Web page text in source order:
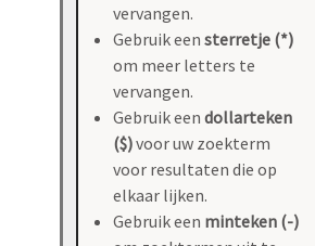
vervangen.
Gebruik een sterretje (*)
om meer letters te
vervangen.
Gebruik een dollarteken
($)voor uw zoekterm
voor resultaten die op
elkaar lijken.
Gebruik een minteken (-)